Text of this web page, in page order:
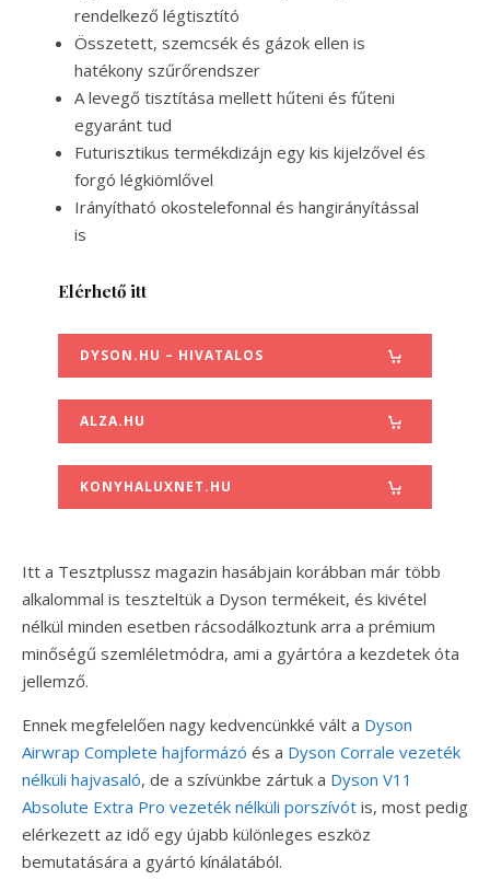
rendelkező légtisztító
Összetett, szemcsék és gázok ellen is
hatékony szűrőrendszer
A levegő tisztítása mellett hűteni és fűteni
egyaránt tud
Futurisztikus termékdizájn egy kis kijelzővel és
forgó légkiömlővel
Irányítható okostelefonnal és hangirányítással
is
Elérhető itt
DYSON.HU – HIVATALOS
ALZA.HU
KONYHALUXNET.HU
Itt a Tesztplussz magazin hasábjain korábban már több
alkalommal is teszteltük a Dyson termékeit, és kivétel
nélkül minden esetben rácsodálkoztunk arra a prémium
minőségű szemléletmódra, ami a gyártóra a kezdetek óta
jellemző.
Ennek megfelelően nagy kedvencünkké vált a Dyson
Airwrap Complete hajformázó és a Dyson Corrale vezeték
nélküli hajvasaló, de a szívünkbe zártuk a Dyson V11
Absolute Extra Pro vezeték nélküli porszívót is, most pedig
elérkezett az idő egy újabb különleges eszköz
bemutatására a gyártó kínálatából.